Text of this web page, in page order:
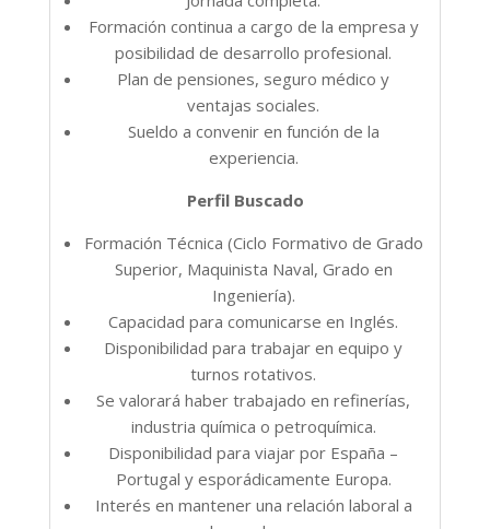
Formación continua a cargo de la empresa y
posibilidad de desarrollo profesional.
Plan de pensiones, seguro médico y
ventajas sociales.
Sueldo a convenir en función de la
experiencia.
Perfil Buscado
Formación Técnica (Ciclo Formativo de Grado
Superior, Maquinista Naval, Grado en
Ingeniería).
Capacidad para comunicarse en Inglés.
Disponibilidad para trabajar en equipo y
turnos rotativos.
Se valorará haber trabajado en refinerías,
industria química o petroquímica.
Disponibilidad para viajar por España –
Portugal y esporádicamente Europa.
Interés en mantener una relación laboral a